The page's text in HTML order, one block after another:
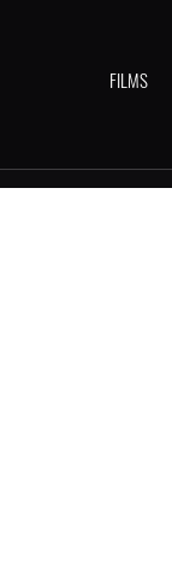
FILMS